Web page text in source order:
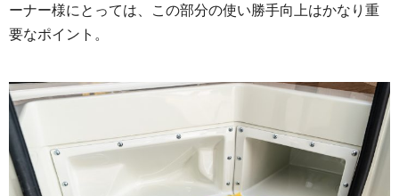
ーナー様にとっては、この部分の使い勝手向上はかなり重
要なポイント。